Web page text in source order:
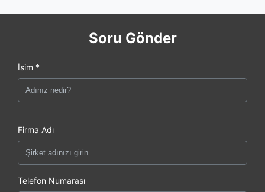
Soru Gönder
İsim *
Firma Adı
Telefon Numarası